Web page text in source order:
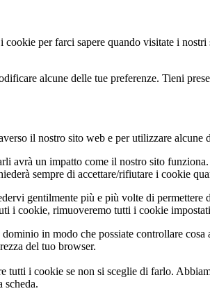
per farci sapere quando visitate i
alcune delle tue preferenze. Tieni
il nostro sito web e per utilizzare alcune
avrà un impatto come il nostro sito
sempre di accettare/rifiutare i cookie
gentilmente più e più volte di
i cookie, rimuoveremo tutti i cookie
in modo che possiate controllare
del tuo browser.
tutti i cookie se non si sceglie di farlo.
scheda.